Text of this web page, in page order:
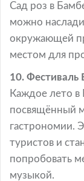
Сад роз в
можно
окружающей
местом для
10. Фестиваль
Каждое лето в
посвящённый
гастрономии.
туристов и
попробовать
музыкой.